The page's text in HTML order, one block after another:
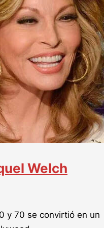
Welch
y 70 se convirtió en un